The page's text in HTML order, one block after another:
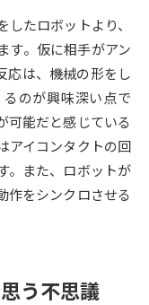
大学検索
たロボットより、
す。仮に相手がアン
応は、機械の形をし
のが興味深い点で
可能だと感じている
アイコンタクトの回
。また、ロボットが
作をシンクロさせる
う不思議